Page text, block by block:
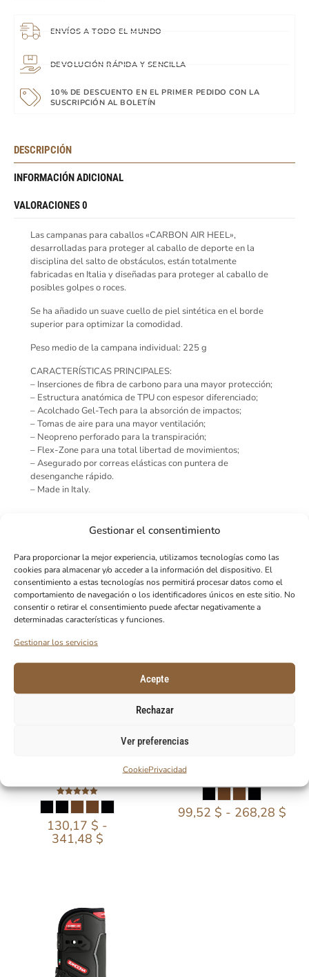
Gestionar el consentimiento
Para proporcionar la mejor experiencia, utilizamos tecnologías como las
cookies para almacenar y/o acceder a la información del dispositivo. El
consentimiento a estas tecnologías nos permitirá procesar datos como el
comportamiento de navegación o los identificadores únicos en este sitio. No
consentir o retirar el consentimiento puede afectar negativamente a
determinadas características y funciones.
Gestionar los servicios
Acepte
Rechazar
Ver preferencias
CookiePrivacidad
ENVÍOS A TODO EL MUNDO
DEVOLUCIÓN RÁPIDA Y SENCILLA
10% DE DESCUENTO EN EL PRIMER PEDIDO CON LA
SUSCRIPCIÓN AL BOLETÍN
DESCRIPCIÓN
INFORMACIÓN ADICIONAL
VALORACIONES0
Las campanas para caballos «CARBON AIR HEEL»,
desarrolladas para proteger al caballo de deporte en la
disciplina del salto de obstáculos, están totalmente
fabricadas en Italia y diseñadas para proteger al caballo de
posibles golpes o roces.
Se ha añadido un suave cuello de piel sintética en el borde
superior para optimizar la comodidad.
Peso medio de la campana individual: 225 g
CARACTERÍSTICAS PRINCIPALES:
– Inserciones de fibra de carbono para una mayor protección;
– Estructura anatómica de TPU con espesor diferenciado;
– Acolchado Gel-Tech para la absorción de impactos;
– Tomas de aire para una mayor ventilación;
– Neopreno perforado para la transpiración;
– Flex-Zone para una total libertad de movimientos;
– Asegurado por correas elásticas con puntera de
desenganche rápido.
– Made in Italy.
Productos similares o complementarios
Valorado
de 5
130,17 $ -
341,48 $
CARBON AIR STRAP HEEL
Valorado
de 5
99,52 $ - 268,28 $